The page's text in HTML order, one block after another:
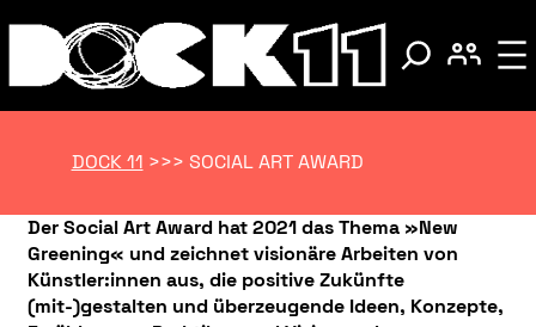
DOCK 11 >>> SOCIAL ART AWARD
Der Social Art Award hat 2021 das Thema »New
Greening« und zeichnet visionäre Arbeiten von
Künstler:innen aus, die positive Zukünfte
(mit-)gestalten und überzeugende Ideen, Konzepte,